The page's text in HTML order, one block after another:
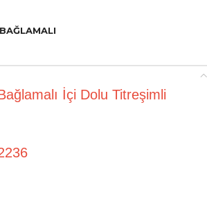
İçi Dolu Titreşimli